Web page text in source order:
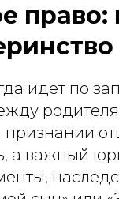
право:
идет по
а важный